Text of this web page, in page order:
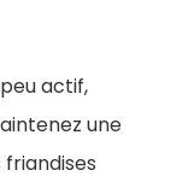
actif,
une